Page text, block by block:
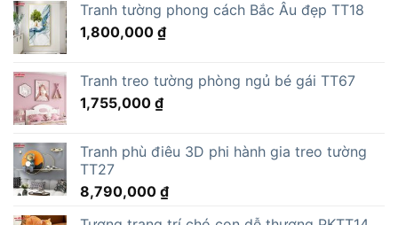
Tranh tường phong cách Bắc Âu đẹp TT18
1,800,000 ₫
Tranh treo tường phòng ngủ bé gái TT67
1,755,000 ₫
Tranh phù điêu 3D phi hành gia treo tường
TT27
8,790,000 ₫